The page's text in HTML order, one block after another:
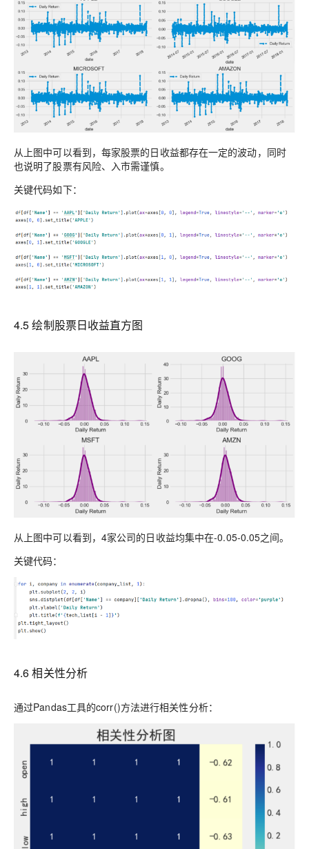
从上图中可以看到，每家股票的日收益都存在一定的波动，同时
也说明了股票有风险、入市需谨慎。
关键代码如下：
4.5绘制股票日收益直方图
从上图中可以看到，4家公司的日收益均集中在-0.05-0.05之间。
关键代码：
4.6相关性分析
通过Pandas工具的corr()方法进行相关性分析：